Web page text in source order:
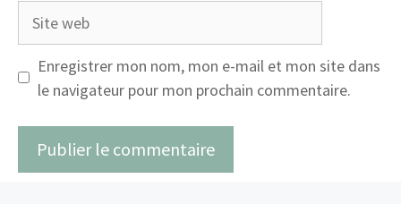
Site
Enregistrer mon nom, mon e-mail et mon site dans
le navigateur pour mon prochain commentaire.